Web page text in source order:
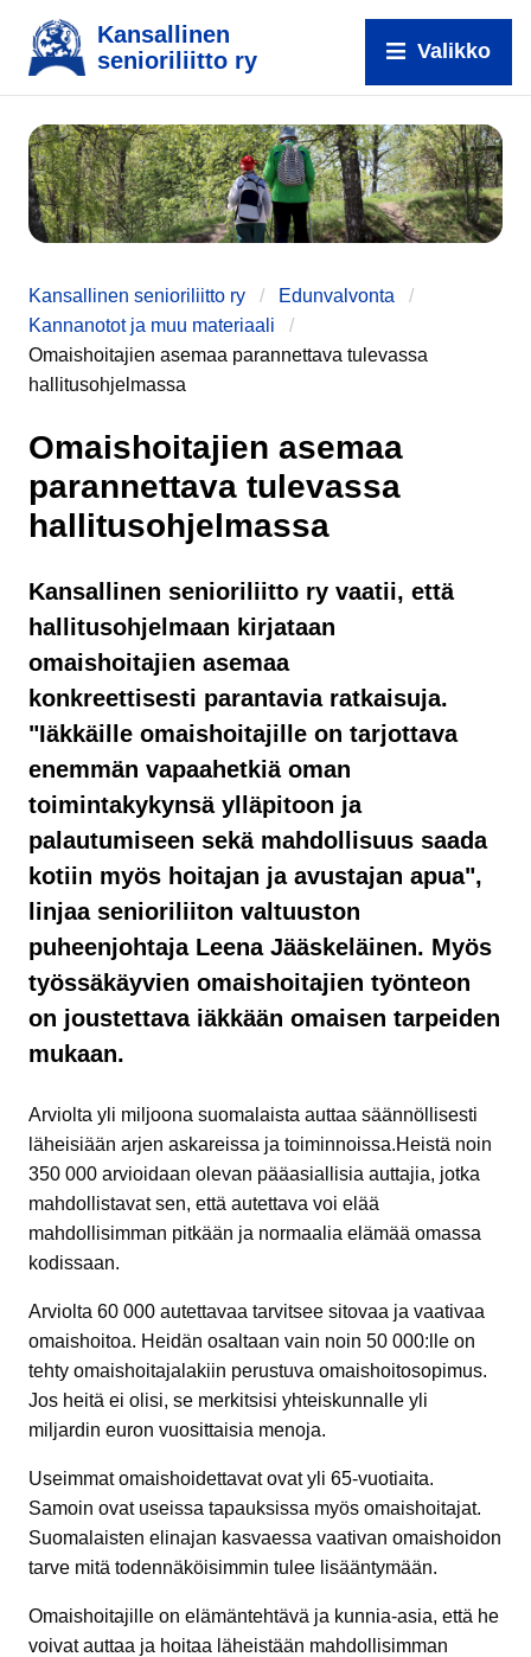
Kansallinen
senioriliitto ry
Valikko
Kansallinen senioriliitto ry
Edunvalvonta
Kannanotot ja muu materiaali
Omaishoitajien asemaa parannettava tulevassa
hallitusohjelmassa
Omaishoitajien asemaa
parannettava tulevassa
hallitusohjelmassa
Kansallinen senioriliitto ry vaatii, että
hallitusohjelmaan kirjataan
omaishoitajien asemaa
konkreettisesti parantavia ratkaisuja.
"Iäkkäille omaishoitajille on tarjottava
enemmän vapaahetkiä oman
toimintakykynsä ylläpitoon ja
palautumiseen sekä mahdollisuus saada
kotiin myös hoitajan ja avustajan apua",
linjaa senioriliiton valtuuston
puheenjohtaja Leena Jääskeläinen. Myös
työssäkäyvien omaishoitajien työnteon
on joustettava iäkkään omaisen tarpeiden
mukaan.
Arviolta yli miljoona suomalaista auttaa säännöllisesti
läheisiään arjen askareissa ja toiminnoissa.Heistä noin
350 000 arvioidaan olevan pääasiallisia auttajia, jotka
mahdollistavat sen, että autettava voi elää
mahdollisimman pitkään ja normaalia elämää omassa
kodissaan.
Arviolta 60 000 autettavaa tarvitsee sitovaa ja vaativaa
omaishoitoa. Heidän osaltaan vain noin 50 000:lle on
tehty omaishoitajalakiin perustuva omaishoitosopimus.
Jos heitä ei olisi, se merkitsisi yhteiskunnalle yli
miljardin euron vuosittaisia menoja.
Useimmat omaishoidettavat ovat yli 65-vuotiaita.
Samoin ovat useissa tapauksissa myös omaishoitajat.
Suomalaisten elinajan kasvaessa vaativan omaishoidon
tarve mitä todennäköisimmin tulee lisääntymään.
Omaishoitajille on elämäntehtävä ja kunnia-asia, että he
voivat auttaa ja hoitaa läheistään mahdollisimman